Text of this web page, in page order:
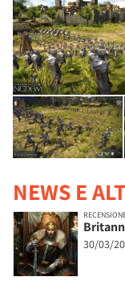
NEWS E
30/03/